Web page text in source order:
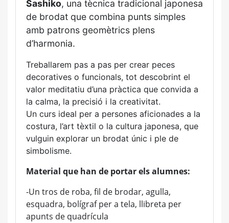
Sashiko, una tècnica tradicional japonesa
de brodat que combina punts simples
amb patrons geomètrics plens
d’harmonia.
Treballarem pas a pas per crear peces
decoratives o funcionals, tot descobrint el
valor meditatiu d’una pràctica que convida a
la calma, la precisió i la creativitat.
Un curs ideal per a persones aficionades a la
costura, l’art tèxtil o la cultura japonesa, que
vulguin explorar un brodat únic i ple de
simbolisme.
Material que han de portar els alumnes:
-Un tros de roba, fil de brodar, agulla,
esquadra, bolígraf per a tela, llibreta per
apunts de quadrícula